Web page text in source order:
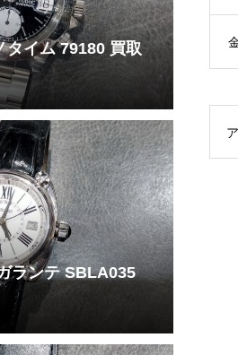
タイム 79180 買取
ランテ SBLA035